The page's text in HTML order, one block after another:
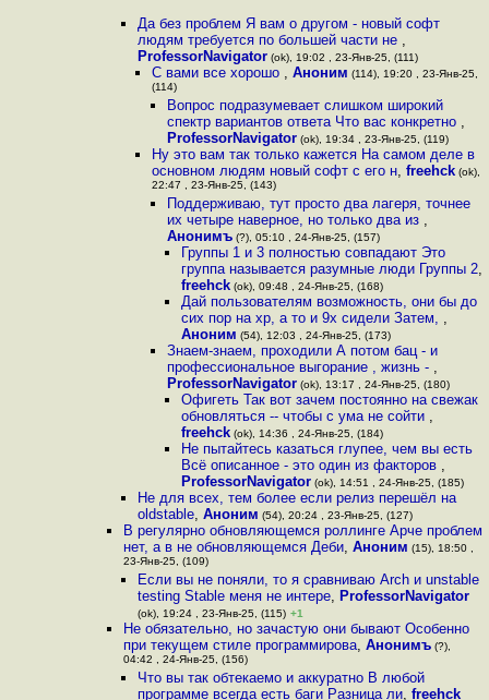
Да без проблем Я вам о другом - новый софт
людям требуется по большей части не ,
ProfessorNavigator(ok), 19:02 , 23-Янв-25, (111)
С вами все хорошо ,Аноним (114), 19:20 , 23-Янв-25,
(114)
Вопрос подразумевает слишком широкий
спектр вариантов ответа Что вас конкретно ,
ProfessorNavigator(ok), 19:34 , 23-Янв-25, (119)
Ну это вам так только кажется На самом деле в
основном людям новый софт с его н,freehck (ok),
22:47 , 23-Янв-25, (143)
Поддерживаю, тут просто два лагеря, точнее
их четыре наверное, но только два из ,
Анонимъ(?), 05:10 , 24-Янв-25, (157)
Группы 1 и 3 полностью совпадают Это
группа называется разумные люди Группы 2,
freehck(ok), 09:48 , 24-Янв-25, (168)
Дай пользователям возможность, они бы до
сих пор на xp, а то и 9x сидели Затем, ,
Аноним (54), 12:03 , 24-Янв-25, (173)
Знаем-знаем, проходили А потом бац - и
профессиональное выгорание , жизнь - ,
ProfessorNavigator(ok), 13:17 , 24-Янв-25, (180)
Офигеть Так вот зачем постоянно на свежак
обновляться -- чтобы с ума не сойти ,
freehck(ok), 14:36 , 24-Янв-25, (184)
Не пытайтесь казаться глупее, чем вы есть
Всё описанное - это один из факторов ,
ProfessorNavigator(ok), 14:51 , 24-Янв-25, (185)
Не для всех, тем более если релиз перешёл на
oldstable, Аноним (54), 20:24 , 23-Янв-25, (127)
В регулярно обновляющемся роллинге Арче проблем
нет, а в не обновляющемся Деби, Аноним (15), 18:50 ,
23-Янв-25, (109)
Если вы не поняли, то я сравниваю Arch и unstable
testing Stable меня не интере, ProfessorNavigator
(ok), 19:24 , 23-Янв-25, (115) +1
Не обязательно, но зачастую они бывают Особенно
при текущем стиле программирова, Анонимъ(?),
04:42 , 24-Янв-25, (156)
Что вы так обтекаемо и аккуратно В любой
программе всегда есть баги Разница ли, freehck